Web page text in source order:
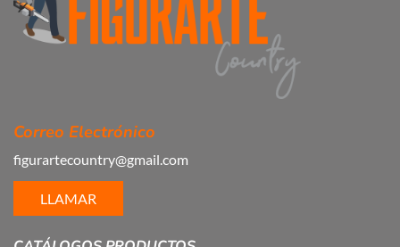
Correo Electrónico
figurartecountry@gmail.com
LLAMAR